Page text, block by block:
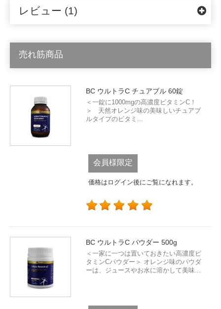
レビュー (1)
売れ筋商品
BC ウルトラC チュアブル 60錠
＜一錠に1000mgの高濃度ビタミンC！
＞ 天然オレンジ味の美味しいチュアブ
ルタイプのビタミ...
会員様限定
価格はログイン後にご覧になれます。
BC ウルトラC パウダー 500g
＜一家に一つは置いておきたい高濃度ビ
タミンCパウダー＞ オレンジ味のパウダ
ーは、ジュースやお水に溶かして美味...